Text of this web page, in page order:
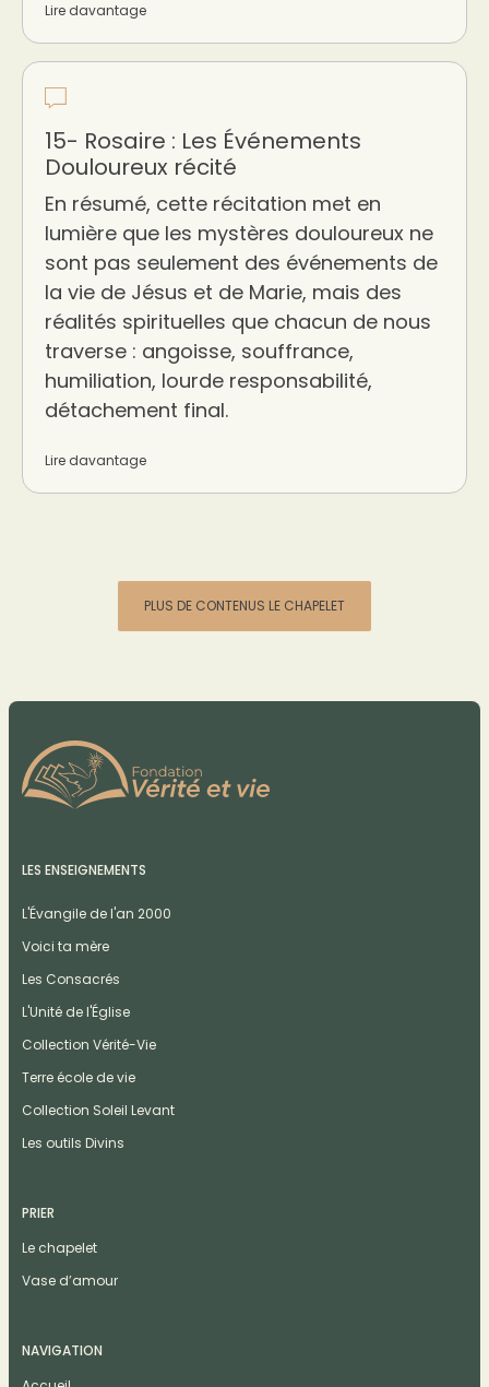
Lire davantage
15- Rosaire : Les Événements
Douloureux récité
En résumé, cette récitation met en
lumière que les mystères douloureux ne
sont pas seulement des événements de
la vie de Jésus et de Marie, mais des
réalités spirituelles que chacun de nous
traverse : angoisse, souffrance,
humiliation, lourde responsabilité,
détachement final.
Lire davantage
PLUS DE CONTENUS LE CHAPELET
LES ENSEIGNEMENTS
L'Évangile de l'an 2000
Voici ta mère
Les Consacrés
L'Unité de l'Église
Collection Vérité-Vie
Terre école de vie
Collection Soleil Levant
Les outils Divins
PRIER
Le chapelet
Vase d’amour
NAVIGATION